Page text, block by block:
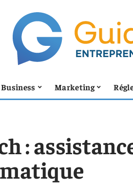
Business Marketing
: